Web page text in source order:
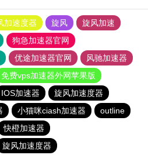
加速度器 旋风
旋风加速
狗急加速器官网
优途加速器官网
风驰加速器
免费vps加速器外网苹果版
IOS加速器
旋风加速度器
小猫咪ciash加速器
outline
快橙加速器
旋风加速度器